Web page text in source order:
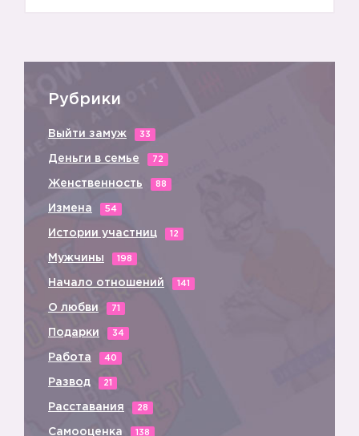
Рубрики
Выйти замуж 33
Деньги в семье 72
Женственность 88
Измена 54
Истории участниц 12
Мужчины 198
Начало отношений 141
О любви 71
Подарки 34
Работа 40
Развод 21
Расставания 28
Самооценка 138